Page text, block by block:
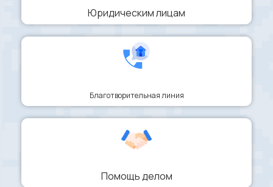
Юридическим лицам
Благотворительная линия
Помощь делом